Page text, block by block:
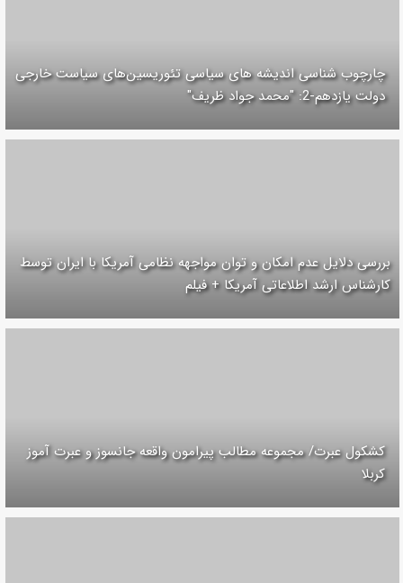
چارچوب شناسی اندیشه های سیاسی تئوریسین‌های سیاست خارجی
دولت یازدهم-2: "محمد جواد ظریف"
بررسی دلایل عدم امکان و توان مواجهه نظامی آمریکا با ایران توسط
کارشناس ارشد اطلاعاتی آمریکا + فیلم
کشکول عبرت/ مجموعه مطالب پیرامون واقعه جانسوز و عبرت آموز
کربلا